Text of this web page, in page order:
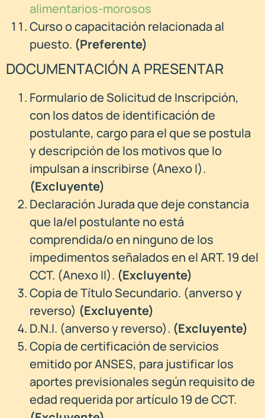
alimentarios-morosos
Curso o capacitación relacionada al
puesto. (Preferente)
DOCUMENTACIÓN A PRESENTAR
Formulario de Solicitud de Inscripción,
con los datos de identificación de
postulante, cargo para el que se postula
y descripción de los motivos que lo
impulsan a inscribirse (Anexo I).
(Excluyente)
Declaración Jurada que deje constancia
que la/el postulante no está
comprendida/o en ninguno de los
impedimentos señalados en el ART. 19 del
CCT. (Anexo II). (Excluyente)
Copia de Título Secundario. (anverso y
reverso) (Excluyente)
D.N.I. (anverso y reverso). (Excluyente)
Copia de certificación de servicios
emitido por ANSES, para justificar los
aportes previsionales según requisito de
edad requerida por artículo 19 de CCT.